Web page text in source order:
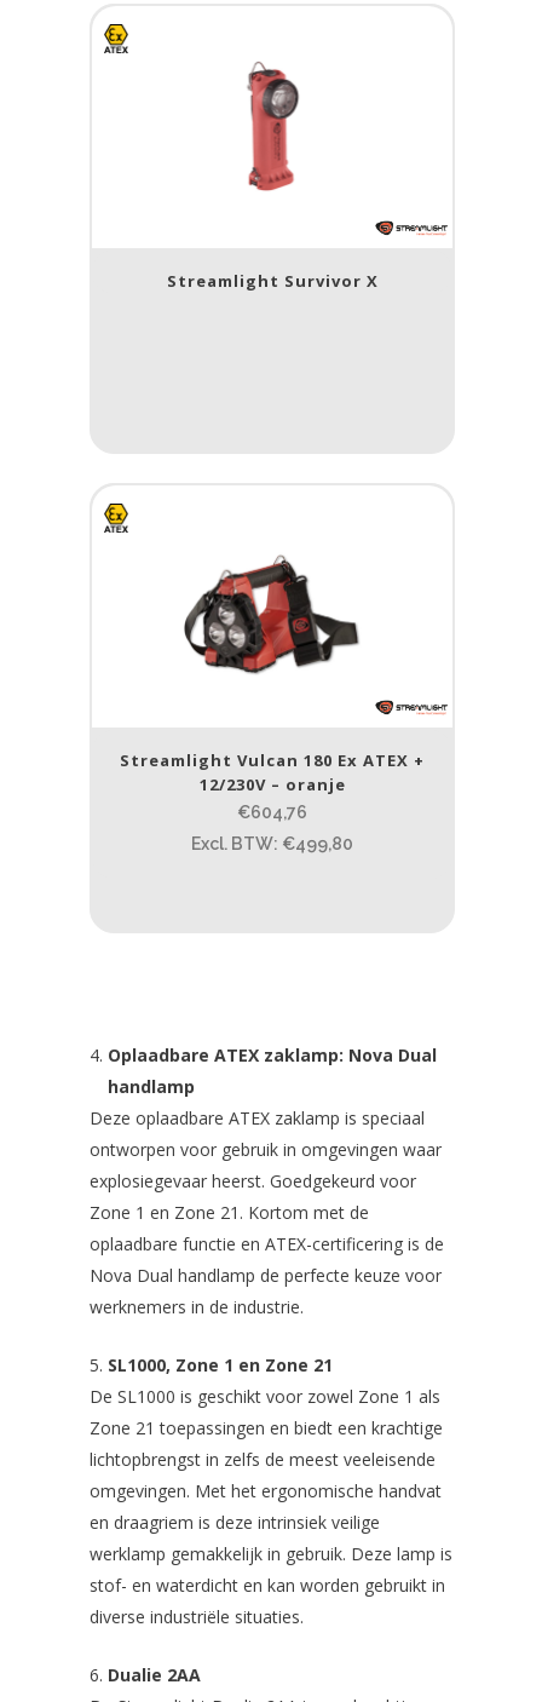
Streamlight Survivor X
Streamlight Vulcan 180 Ex ATEX +
12/230V – oranje
€604,76
Excl. BTW: €499,80
Oplaadbare ATEX zaklamp: Nova Dual
handlamp
Deze oplaadbare ATEX zaklamp is speciaal
ontworpen voor gebruik in omgevingen waar
explosiegevaar heerst. Goedgekeurd voor
Zone 1 en Zone 21. Kortom met de
oplaadbare functie en ATEX-certificering is de
Nova Dual handlamp de perfecte keuze voor
werknemers in de industrie.
SL1000, Zone 1 en Zone 21
De SL1000 is geschikt voor zowel Zone 1 als
Zone 21 toepassingen en biedt een krachtige
lichtopbrengst in zelfs de meest veeleisende
omgevingen. Met het ergonomische handvat
en draagriem is deze intrinsiek veilige
werklamp gemakkelijk in gebruik. Deze lamp is
stof- en waterdicht en kan worden gebruikt in
diverse industriële situaties.
Dualie 2AA